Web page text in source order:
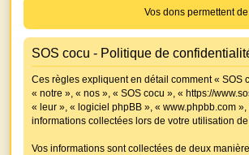
Vos dons permettent
SOS cocu - Politique de
Ces règles expliquent en détail comment « SOS
« notre », « nos », « SOS cocu », « https://
« leur », « logiciel phpBB », « www.phpbb.com
informations collectées lors de votre utilisation
Vos informations sont collectées de deux